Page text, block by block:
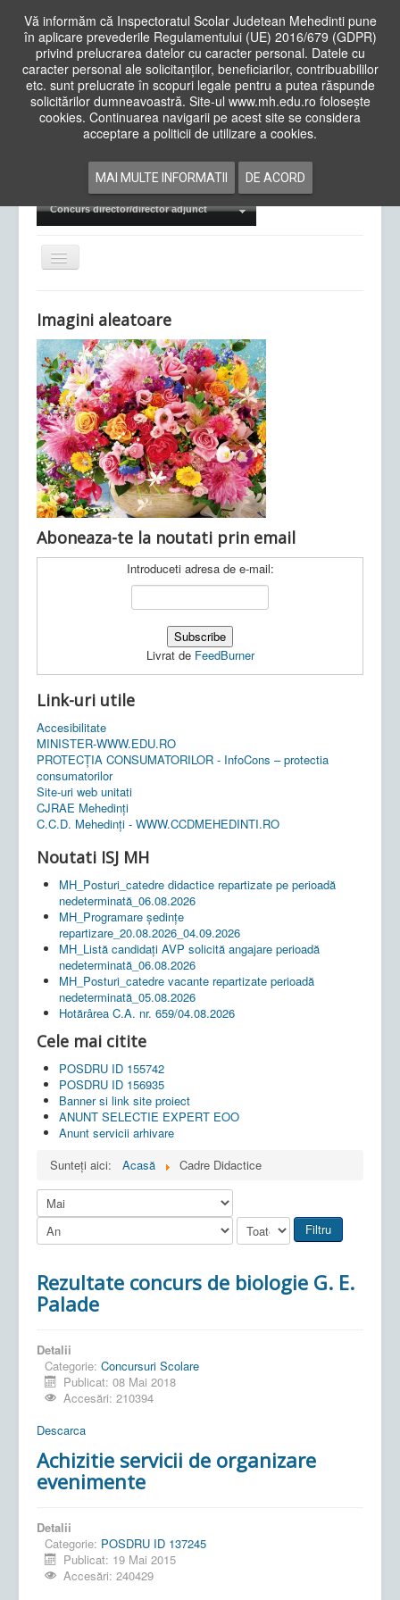
Vă informăm că Inspectoratul Scolar Judetean Mehedinti pune
în aplicare prevederile Regulamentului (UE) 2016/679 (GDPR)
privind prelucrarea datelor cu caracter personal. Datele cu
caracter personal ale solicitanților, beneficiarilor, contribuabililor
etc. sunt prelucrate în scopuri legale pentru a putea răspunde
solicitărilor dumneavoastră. Site-ul www.mh.edu.ro folosește
cookies. Continuarea navigarii pe acest site se considera
acceptare a politicii de utilizare a cookies.
MAI MULTE INFORMATII DE ACORD
Cauta
in
siteAcasa Cadre Didactice
Examene Naționale
Concurs director/director adjunct
Comută
navigarea
Ultimele articole: Vi, 04.11.2022 -Inspectoratul Școlar
Județean Mehedinți
Imagini aleatoare
Aboneaza-te la noutati prin email
Introduceti adresa de e-mail:
Livrat de FeedBurner
Link-uri utile
Accesibilitate
MINISTER-WWW.EDU.RO
PROTECȚIA CONSUMATORILOR - InfoCons – protectia
consumatorilor
Site-uri web unitati
CJRAE Mehedinți
C.C.D. Mehedinţi - WWW.CCDMEHEDINTI.RO
Noutati ISJ MH
MH_Posturi_catedre didactice repartizate pe perioadă
nedeterminată_06.08.2026
MH_Programare ședințe
repartizare_20.08.2026_04.09.2026
MH_Listă candidați AVP solicită angajare perioadă
nedeterminată_06.08.2026
MH_Posturi_catedre vacante repartizate perioadă
nedeterminată_05.08.2026
Hotărârea C.A. nr. 659/04.08.2026
Cele mai citite
POSDRU ID 155742
POSDRU ID 156935
Banner si link site proiect
ANUNT SELECTIE EXPERT EOO
Anunt servicii arhivare
Sunteți aici:
Acasă Cadre Didactice
Filtru
Rezultate concurs de biologie G. E.
Palade
Detalii
Categorie: Concursuri Scolare
Publicat: 08 Mai 2018
Accesări: 210394
Descarca
Achizitie servicii de organizare
evenimente
Detalii
Categorie: POSDRU ID 137245
Publicat: 19 Mai 2015
Accesări: 240429